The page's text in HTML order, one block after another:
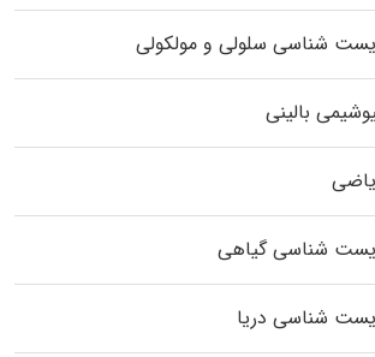
شناسی سلولی و مولکولی
بالینی
شناسی گیاهی
شناسی دریا